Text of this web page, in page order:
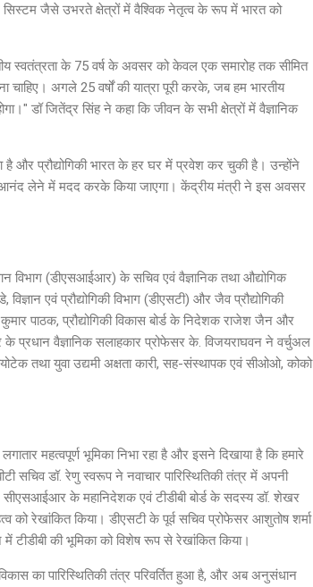
जैसे उभरते क्षेत्रों में वैश्विक नेतृत्व के रूप में भारत को
स्वतंत्रता के 75 वर्ष के अवसर को केवल एक समारोह तक सीमित
अगले 25 वर्षों की यात्रा पूरी करके, जब हम भारतीय
डॉ जितेंद्र सिंह ने कहा कि जीवन के सभी क्षेत्रों में वैज्ञानिक
है और प्रौद्योगिकी भारत के हर घर में प्रवेश कर चुकी है। उन्होंने
लेने में मदद करके किया जाएगा। केंद्रीय मंत्री ने इस अवसर
विभाग (डीएसआईआर) के सचिव एवं वैज्ञानिक तथा औद्योगिक
एवं प्रौद्योगिकी विभाग (डीएसटी) और जैव प्रौद्योगिकी
कुमार पाठक, प्रौद्योगिकी विकास बोर्ड के निदेशक राजेश जैन और
के प्रधान वैज्ञानिक सलाहकार प्रोफेसर के. विजयराघवन ने वर्चुअल
तथा युवा उद्यमी अक्षता कारी, सह-संस्थापक एवं सीओओ, कोको
महत्वपूर्ण भूमिका निभा रहा है और इसने दिखाया है कि हमारे
सचिव डॉ. रेणु स्वरूप ने नवाचार पारिस्थितिकी तंत्र में अपनी
के महानिदेशक एवं टीडीबी बोर्ड के सदस्य डॉ. शेखर
रेखांकित किया। डीएसटी के पूर्व सचिव प्रोफेसर आशुतोष शर्मा
टीडीबी की भूमिका को विशेष रूप से रेखांकित किया।
का पारिस्थितिकी तंत्र परिवर्तित हुआ है, और अब अनुसंधान